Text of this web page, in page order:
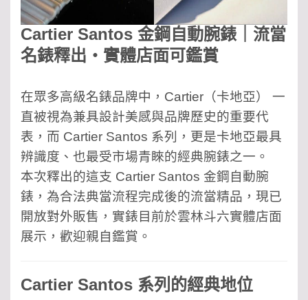
Cartier Santos 金鋼自動腕錶｜流當
名錶釋出・實體店面可鑑賞
在眾多高級名錶品牌中，Cartier（卡地亞） 一
直被視為兼具設計美感與品牌歷史的重要代
表，而 Cartier Santos 系列，更是卡地亞最具
辨識度、也最受市場青睞的經典腕錶之一。
本次釋出的這支 Cartier Santos 金鋼自動腕
錶，為合法典當流程完成後的流當精品，現已
開放對外販售，實錶目前於雲林斗六實體店面
展示，歡迎親自鑑賞。
Cartier Santos 系列的經典地位